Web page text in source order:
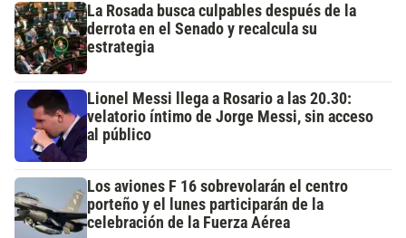
La Rosada busca culpables después de la
derrota en el Senado y recalcula su
estrategia
Lionel Messi llega a Rosario a las 20.30:
velatorio íntimo de Jorge Messi, sin acceso
al público
Los aviones F 16 sobrevolarán el centro
porteño y el lunes participarán de la
celebración de la Fuerza Aérea